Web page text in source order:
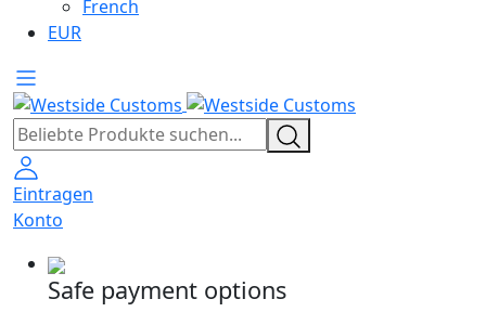
French
EUR
Eintragen
Konto
Safe payment options